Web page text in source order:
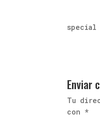
special
Enviar
Tu
con *